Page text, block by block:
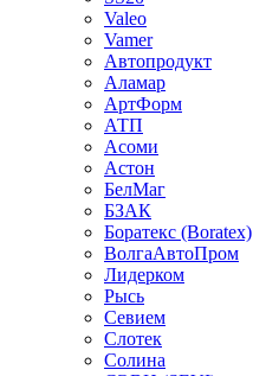
Valeo
Vamer
Автопродукт
Аламар
АртФорм
АТП
Асоми
Астон
БелМаг
БЗАК
Боратекс (Boratex)
ВолгаАвтоПром
Лидерком
Рысь
Севием
Слотек
Солина